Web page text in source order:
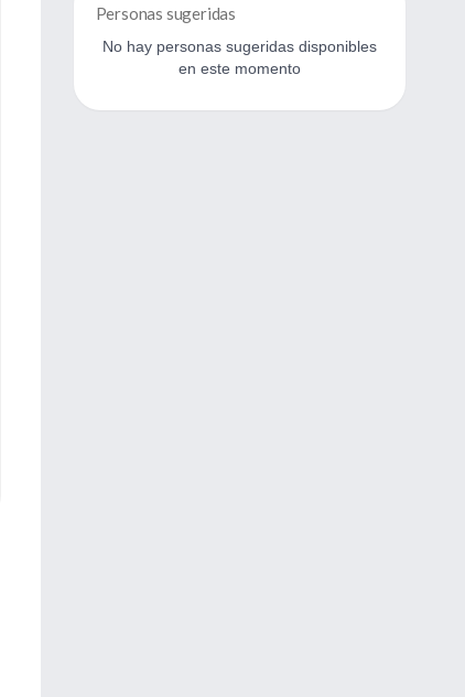
Personas sugeridas
No hay personas sugeridas disponibles
en este momento